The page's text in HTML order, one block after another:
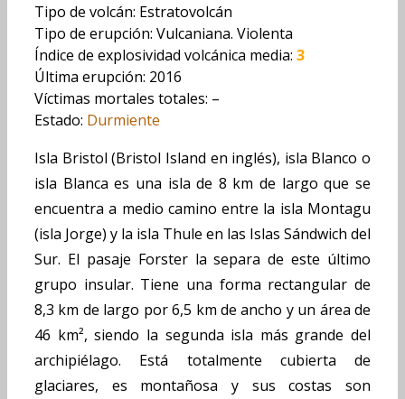
Tipo de volcán: Estratovolcán
Tipo de erupción: Vulcaniana. Violenta
Índice de explosividad volcánica media: 3
Última erupción: 2016
Víctimas mortales totales: –
Estado: Durmiente
Isla Bristol (Bristol Island en inglés), isla Blanco o
isla Blanca es una isla de 8 km de largo que se
encuentra a medio camino entre la isla Montagu
(isla Jorge) y la isla Thule en las Islas Sándwich del
Sur. El pasaje Forster la separa de este último
grupo insular. Tiene una forma rectangular de
8,3 km de largo por 6,5 km de ancho y un área de
46 km², siendo la segunda isla más grande del
archipiélago. Está totalmente cubierta de
glaciares, es montañosa y sus costas son